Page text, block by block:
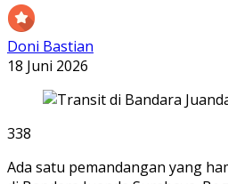
Doni Bastian
18 Juni 2026
338
Ada satu pemandangan yang